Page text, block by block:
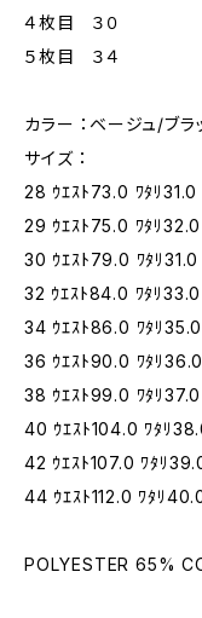
４枚目 ３０
５枚目 ３４
カラー ：ベージュ/ブ
サイズ ：
28 ｳｴｽﾄ73.0 ﾜﾀﾘ
29 ｳｴｽﾄ75.0 ﾜﾀﾘ
30 ｳｴｽﾄ79.0 ﾜﾀﾘ
32 ｳｴｽﾄ84.0 ﾜﾀﾘ
34 ｳｴｽﾄ86.0 ﾜﾀﾘ
36 ｳｴｽﾄ90.0 ﾜﾀﾘ
38 ｳｴｽﾄ99.0 ﾜﾀﾘ
40 ｳｴｽﾄ104.0 ﾜﾀﾘ
42 ｳｴｽﾄ107.0 ﾜﾀﾘ
44 ｳｴｽﾄ112.0 ﾜﾀﾘ
POLYESTER 65%